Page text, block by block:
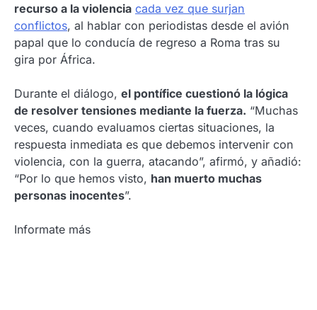
recurso a la violencia cada vez que surjan
conflictos, al hablar con periodistas desde el avión
papal que lo conducía de regreso a Roma tras su
gira por África.
Durante el diálogo, el pontífice cuestionó la lógica
de resolver tensiones mediante la fuerza. “Muchas
veces, cuando evaluamos ciertas situaciones, la
respuesta inmediata es que debemos intervenir con
violencia, con la guerra, atacando”, afirmó, y añadió:
“Por lo que hemos visto, han muerto muchas
personas inocentes”.
Informate más